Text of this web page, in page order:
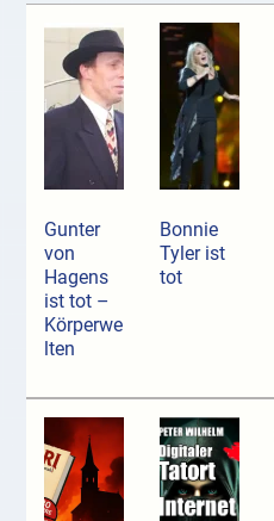
Gunter
von
Hagens
ist tot –
Körperwe
lten
Bonnie
Tyler ist
tot